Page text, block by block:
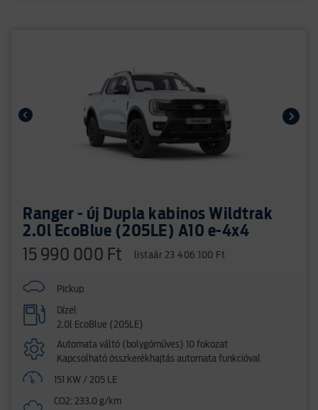
Ranger - új Dupla kabinos Wildtrak
2.0l EcoBlue (205LE) A10 e-4x4
15 990 000 Ft listaár 23 406 100 Ft
Pickup
Dízel
2.0l EcoBlue (205LE)
Automata váltó (bolygóműves) 10 fokozat
Kapcsolható összkerékhajtás automata funkcióval
151 KW / 205 LE
CO2: 233.0 g/km